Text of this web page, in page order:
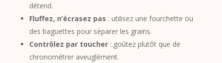
détend.
Fluffez, n’écrasez pas : utilisez une fourchette ou
des baguettes pour séparer les grains.
Contrôlez par toucher: goûtez plutôt que de
chronométrer aveuglément.